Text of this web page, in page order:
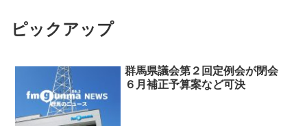
ピックアップ
群馬県議会第２回定例会が閉会
６月補正予算案など可決